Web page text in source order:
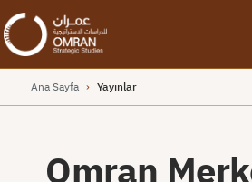
Ana Sayfa › Yayınlar